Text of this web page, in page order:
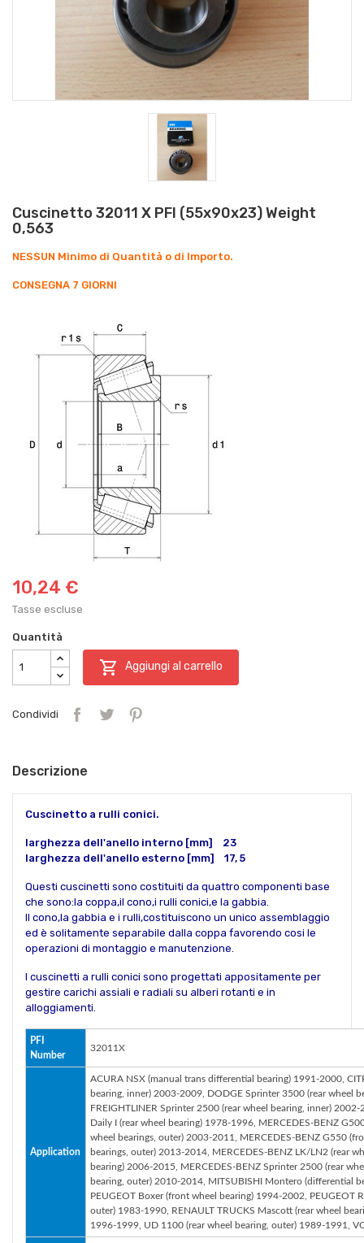
Cuscinetto 32011 X PFI (55x90x23) Weight
0,563
NESSUN Minimo di Quantità o di Importo.
CONSEGNA 7 GIORNI
10,24 €
Tasse escluse
Quantità
 Aggiungi al carrello
Condividi
Descrizione
Cuscinetto a rulli conici.
larghezza dell'anello interno [mm] 23
larghezza dell'anello esterno [mm] 17, 5
Questi cuscinetti sono costituiti da quattro componenti base
che sono:la coppa,il cono,i rulli conici,e la gabbia.
Il cono,la gabbia e i rulli,costituiscono un unico assemblaggio
ed è solitamente separabile dalla coppa favorendo cosi le
operazioni di montaggio e manutenzione.
I cuscinetti a rulli conici sono progettati appositamente per
gestire carichi assiali e radiali su alberi rotanti e in
alloggiamenti.
PFI
Number
32011X
Application
ACURA NSX (manual trans differential bearing) 1991-2000,
bearing, inner) 2003-2009, DODGE Sprinter 3500 (rear wheel
FREIGHTLINER Sprinter 2500 (rear wheel bearing, inner)
Daily I (rear wheel bearing) 1978-1996, MERCEDES-BENZ
wheel bearings, outer) 2003-2011, MERCEDES-BENZ G550
bearings, outer) 2013-2014, MERCEDES-BENZ LK/LN2 (rear
bearing) 2006-2015, MERCEDES-BENZ Sprinter 2500 (rear
bearing, outer) 2010-2014, MITSUBISHI Montero (differential
PEUGEOT Boxer (front wheel bearing) 1994-2002, PEUGEOT
outer) 1983-1990, RENAULT TRUCKS Mascott (rear wheel
1996-1999, UD 1100 (rear wheel bearing, outer) 1989-1991,